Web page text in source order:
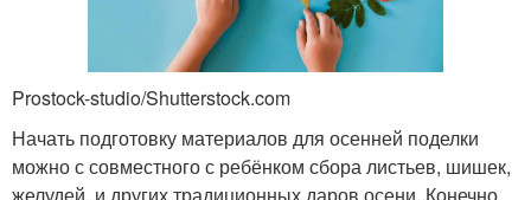
Prostock-studio/Shutterstock.com
Начать подготовку материалов для осенней поделки
можно с совместного с ребёнком сбора листьев, шишек,